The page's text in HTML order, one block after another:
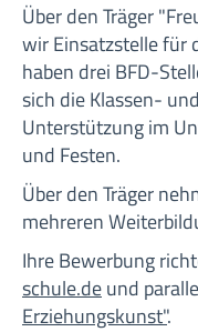
Über den Träger
wir Einsatzstelle für
haben drei BFD-
sich die Klassen-
Unterstützung im
und Festen.
Über den Träger
mehreren
Ihre Bewerbung
schule.deund
Erziehungskunst".